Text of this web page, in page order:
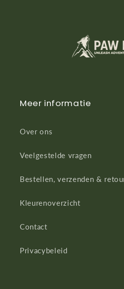
Meer informatie
Over ons
Veelgestelde vragen
Bestellen, verzenden &
Kleurenoverzicht
Contact
Privacybeleid